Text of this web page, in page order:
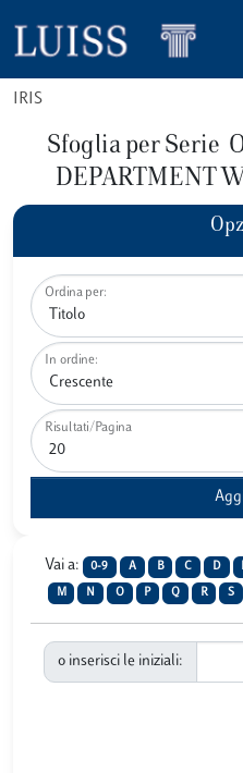
IRIS
Sfoglia per Serie
DEPARTMENT
Ordina per:
In ordine:
Risultati/Pagina
Vai a: 0-9 A B C D
M N O P Q R S
o inserisci le iniziali: